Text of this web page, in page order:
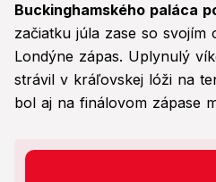
Buckinghamského paláca
začiatku júla zase so svojím
Londýne zápas. Uplynulý
strávil v kráľovskej lóži na
bol aj na finálovom zápase